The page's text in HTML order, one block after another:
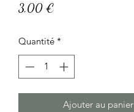
3,00 €
Quantité *
Ajouter au panier